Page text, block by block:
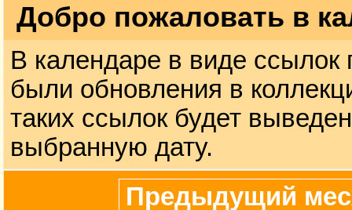
Добро пожаловать в
В календаре в виде ссылок
были обновления в
таких ссылок будет
выбранную дату.
Предыдущий